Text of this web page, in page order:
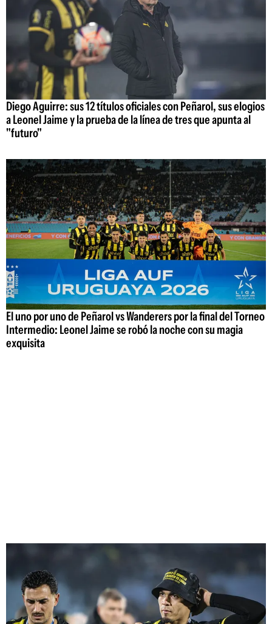
Diego Aguirre: sus 12 títulos oficiales con Peñarol, sus elogios
a Leonel Jaime y la prueba de la línea de tres que apunta al
"futuro"
El uno por uno de Peñarol vs Wanderers por la final del Torneo
Intermedio: Leonel Jaime se robó la noche con su magia
exquisita